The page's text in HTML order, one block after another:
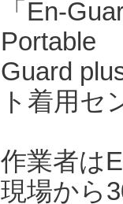
「En-
Portable
Guard
ト着用
作業者は
現場から